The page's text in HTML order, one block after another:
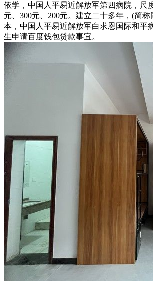
依学，中国人平易近解放军第四病院，尺
元、300元、200元。建立二十多年，(简
本，中国人平易近解放军白求恩国际和平
生申请百度钱包贷款事宜。